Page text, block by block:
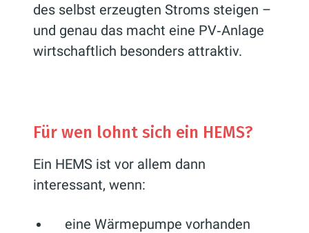
des selbst erzeugten Stroms steigen –
und genau das macht eine PV‑Anlage
wirtschaftlich besonders attraktiv.
Für wen lohnt sich ein HEMS?
Ein HEMS ist vor allem dann
interessant, wenn:
eine Wärmepumpe vorhanden